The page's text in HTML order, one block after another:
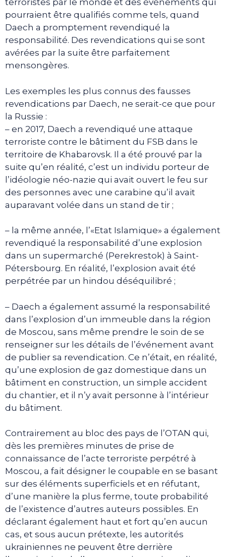
terroristes par le monde et des événements qui
pourraient être qualifiés comme tels, quand
Daech a promptement revendiqué la
responsabilité. Des revendications qui se sont
avérées par la suite être parfaitement
mensongères.
Les exemples les plus connus des fausses
revendications par Daech, ne serait-ce que pour
la Russie :
– en 2017, Daech a revendiqué une attaque
terroriste contre le bâtiment du FSB dans le
territoire de Khabarovsk. Il a été prouvé par la
suite qu’en réalité, c’est un individu porteur de
l’idéologie néo-nazie qui avait ouvert le feu sur
des personnes avec une carabine qu’il avait
auparavant volée dans un stand de tir ;
– la même année, l’«Etat Islamique» a également
revendiqué la responsabilité d’une explosion
dans un supermarché (Perekrestok) à Saint-
Pétersbourg. En réalité, l’explosion avait été
perpétrée par un hindou déséquilibré ;
– Daech a également assumé la responsabilité
dans l’explosion d’un immeuble dans la région
de Moscou, sans même prendre le soin de se
renseigner sur les détails de l’événement avant
de publier sa revendication. Ce n’était, en réalité,
qu’une explosion de gaz domestique dans un
bâtiment en construction, un simple accident
du chantier, et il n’y avait personne à l’intérieur
du bâtiment.
Contrairement au bloc des pays de l’OTAN qui,
dès les premières minutes de prise de
connaissance de l’acte terroriste perpétré à
Moscou, a fait désigner le coupable en se basant
sur des éléments superficiels et en réfutant,
d’une manière la plus ferme, toute probabilité
de l’existence d’autres auteurs possibles. En
déclarant également haut et fort qu’en aucun
cas, et sous aucun prétexte, les autorités
ukrainiennes ne peuvent être derrière